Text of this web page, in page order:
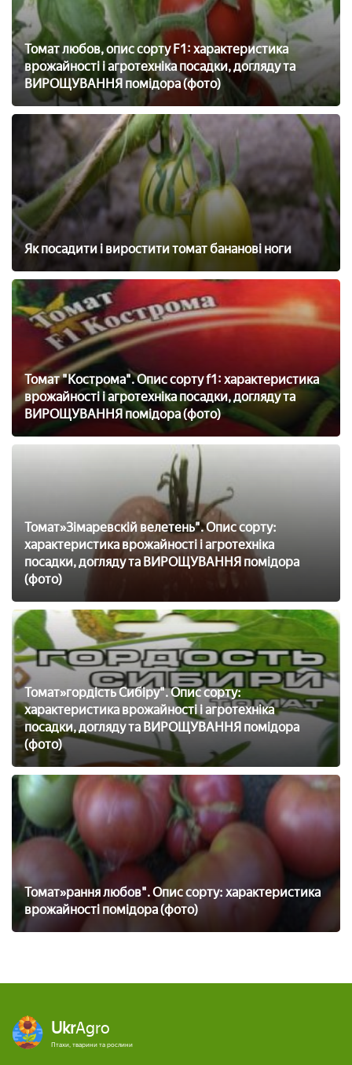
Томат любов, опис сорту F1: характеристика
врожайності і агротехніка посадки, догляду та
ВИРОЩУВАННЯ помідора (фото)
Як посадити і виростити томат бананові ноги
Томат "Кострома". Опис сорту f1: характеристика
врожайності і агротехніка посадки, догляду та
ВИРОЩУВАННЯ помідора (фото)
Томат»Зімаревскій велетень". Опис сорту:
характеристика врожайності і агротехніка
посадки, догляду та ВИРОЩУВАННЯ помідора
(фото)
Томат»гордість Сибіру". Опис сорту:
характеристика врожайності і агротехніка
посадки, догляду та ВИРОЩУВАННЯ помідора
(фото)
Томат»рання любов". Опис сорту: характеристика
врожайності помідора (фото)
UkrAgro
Птахи, тварини та рослини